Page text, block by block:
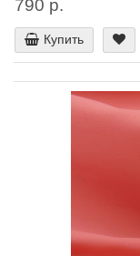
790 р.
Купить